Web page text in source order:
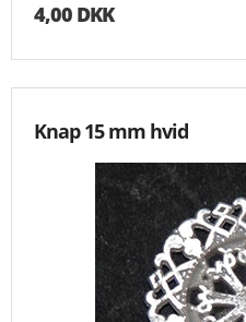
4,00 DKK
Knap 15 mm hvid